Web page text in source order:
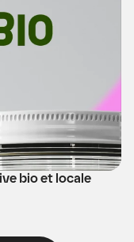
bio et locale